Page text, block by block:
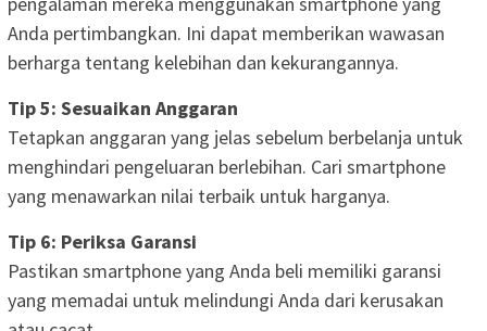
Anda pertimbangkan. Ini dapat memberikan wawasan
berharga tentang kelebihan dan kekurangannya.
Tip 5: Sesuaikan Anggaran
Tetapkan anggaran yang jelas sebelum berbelanja untuk
menghindari pengeluaran berlebihan. Cari smartphone
yang menawarkan nilai terbaik untuk harganya.
Tip 6: Periksa Garansi
Pastikan smartphone yang Anda beli memiliki garansi
yang memadai untuk melindungi Anda dari kerusakan